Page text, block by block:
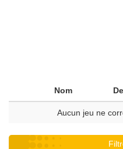
Nom
Aucun jeu ne